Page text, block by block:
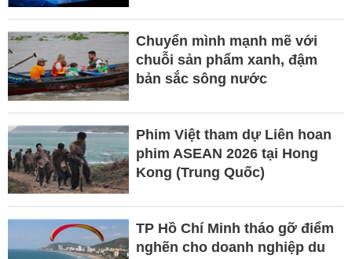
Chuyển mình mạnh mẽ với
chuỗi sản phẩm xanh, đậm
bản sắc sông nước
Phim Việt tham dự Liên hoan
phim ASEAN 2026 tại Hong
Kong (Trung Quốc)
TP Hồ Chí Minh tháo gỡ điểm
nghẽn cho doanh nghiệp du